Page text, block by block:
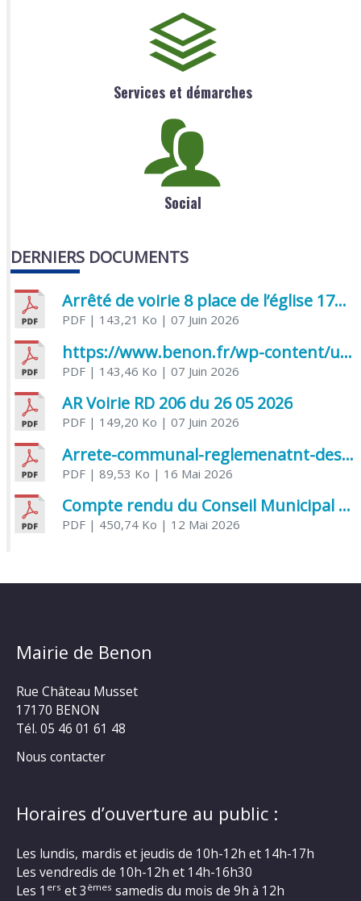
Services et démarches
Social
DERNIERS DOCUMENTS
Arrêté de voirie 8 place de l’église 17170 Benon
PDF| 143,21 Ko | 07 Juin 2026
https://www.benon.fr/wp-content/uploads/2026/06/AR-Voirie-Chemin-de-Lafond-du-26-05-2026.pdf
PDF| 143,46 Ko | 07 Juin 2026
AR Voirie RD 206 du 26 05 2026
PDF| 149,20 Ko | 07 Juin 2026
Arrete-communal-reglemenatnt-des-bruits-de-voisinage-et-des-activites-bruyantes
PDF| 89,53 Ko | 16 Mai 2026
Compte rendu du Conseil Municipal du 06 mai 2026
PDF| 450,74 Ko | 12 Mai 2026
Mairie de Benon
Rue Château Musset
17170 BENON
Tél. 05 46 01 61 48
Nous contacter
Horaires d’ouverture au public :
Les lundis, mardis et jeudis de 10h-12h et 14h-17h
Les vendredis de 10h-12h et 14h-16h30
Les 1 ers et 3 èmes samedis du mois de 9h à 12h